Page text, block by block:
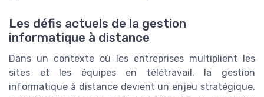
Les défis actuels de la gestion
informatique à distance
Dans un contexte où les entreprises multiplient les
sites et les équipes en télétravail, la gestion
informatique à distance devient un enjeu stratégique.